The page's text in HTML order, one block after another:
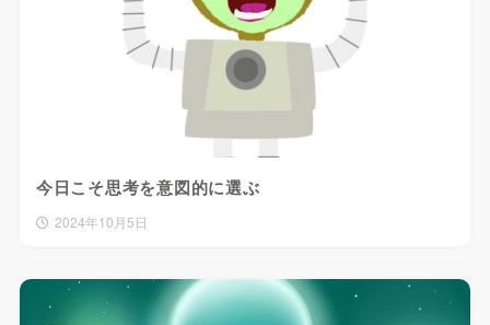
今日こそ思考を意図的に選ぶ
2024年10月5日